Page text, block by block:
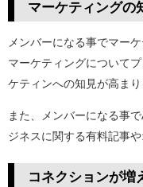
マーケティングの
メンバーになる事でマー
マーケティングについて
ケティンへの知見が高まり
また、メンバーになる事
ジネスに関する有料記事
コネクションが増